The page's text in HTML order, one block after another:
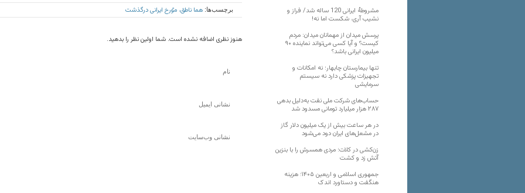
برچسب‌ها: هما ناطق، موّرخ ایرانی درگذشت
هنوز نظری اضافه نشده است. شما اولین نظر را بدهید.
مشروطۀ ایرانی 120 ساله شد/ فراز و
نشیب آری، شکست اما نه!
پرسش میدان از مهمانان میدان: مردم
کیست؟ و آیا کسی می‌تواند نماینده ۹۰
میلیون ایرانی باشد؟
تنها بیمارستان چابهار؛ نه امکانات و
تجهیزات پزشکی دارد نه سیستم
سرمایشی
حساب‌های شرکت ملی نفت به‌دلیل بدهی
۲۸۷ هزار میلیارد تومانی مسدود شد
در هر ساعت بیش از یک میلیون دلار گاز
در مشعل‌های ایران دود می‌شود
زن‌کشی در کلات؛ مردی همسرش را با بنزین
آتش زد و کشت
جمهوری اسلامی و اربعین ۱۴۰۵؛ هزینه
هنگفت و دستاورد اندک